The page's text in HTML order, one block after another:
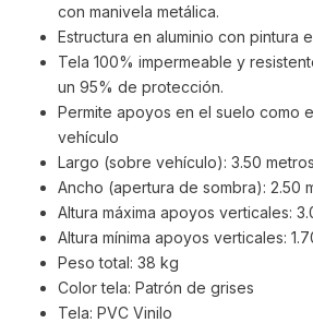
con manivela metálica.
Estructura en aluminio con pintura
Tela 100% impermeable y
un 95% de protección.
Permite apoyos en el suelo como
vehículo
Largo (sobre vehículo): 3.50 metros
Ancho (apertura de sombra): 2.50
Altura máxima apoyos verticales:
Altura mínima apoyos verticales:
Peso total: 38 kg
Color tela: Patrón de grises
Tela: PVC Vinilo